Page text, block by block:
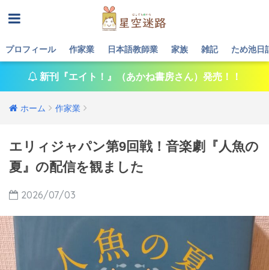
プロフィール 作家業 日本語教師業 家族 雑記 ため池日
新刊『エイト！』（あかね書房さん）発売！！
ホーム 作家業
エリィジャパン第9回戦！音楽劇『人魚の
夏』の配信を観ました
2026/07/03